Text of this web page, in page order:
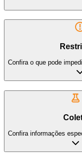
Confira o que pode
Confira informações